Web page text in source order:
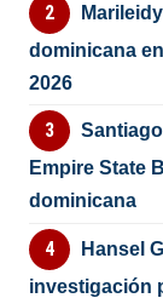
dominicana
2026
Empire State
dominicana
Hansel
investigación